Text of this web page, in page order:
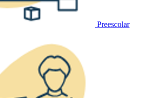
Preescolar